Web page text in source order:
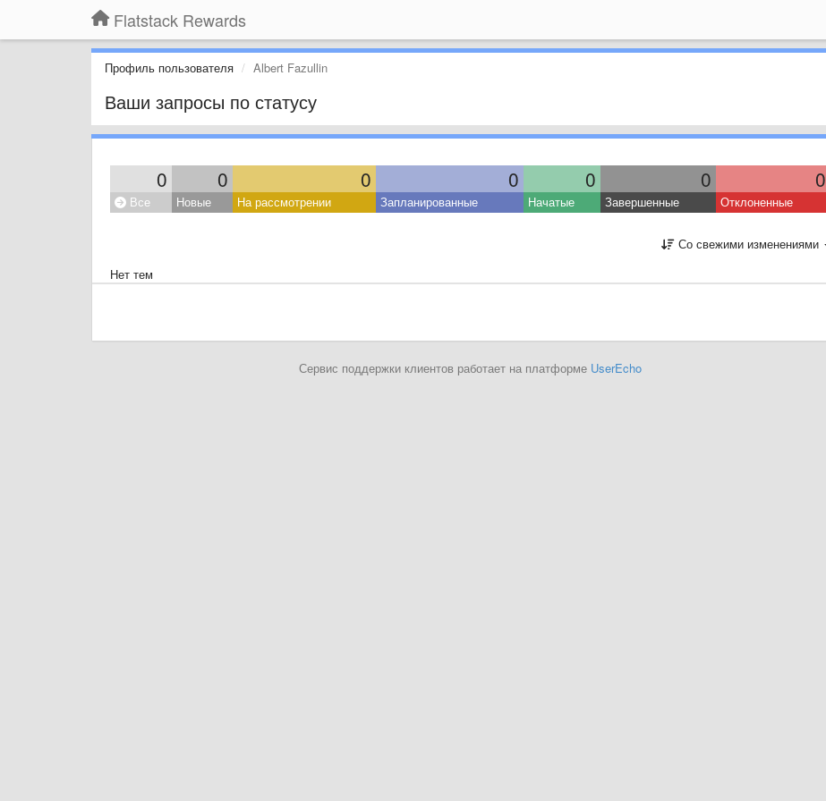
Flatstack Rewards
Профиль пользователя Albert Fazullin
Ваши запросы по статусу
0 0 0 0 0 0 0
Все Новые На рассмотрении Запланированные Начатые Завершенные Отклоненные
Со свежими изменениями
Нет тем
Сервис поддержки клиентов работает на платформе UserEcho